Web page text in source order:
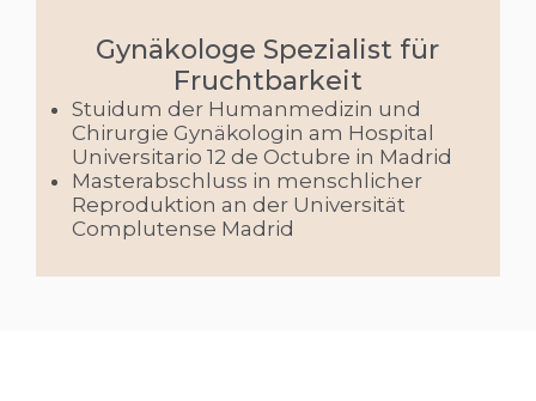
Gynäkologe Spezialist für
Fruchtbarkeit
Stuidum der Humanmedizin und
Chirurgie Gynäkologin am Hospital
Universitario 12 de Octubre in Madrid
Masterabschluss in menschlicher
Reproduktion an der Universität
Complutense Madrid